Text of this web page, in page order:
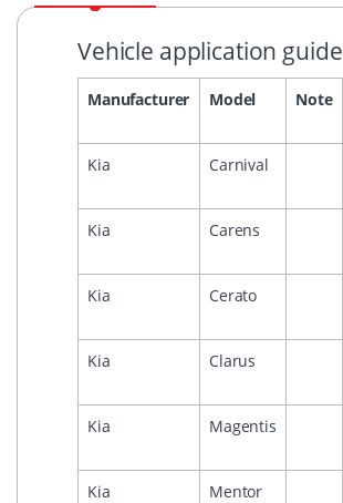
Vehicle application guide
Manufacturer Model Note
Kia Carnival
Kia Carens
Kia Cerato
Kia Clarus
Kia Magentis
Kia Mentor